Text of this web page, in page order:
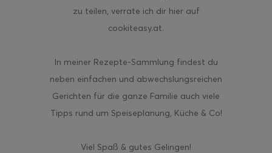
zu teilen, verrate ich dir hier auf
cookiteasy.at.
In meiner Rezepte-Sammlung findest du
neben einfachen und abwechslungsreichen
Gerichten für die ganze Familie auch viele
Tipps rund um Speiseplanung, Küche & Co!
Viel Spaß & gutes Gelingen!